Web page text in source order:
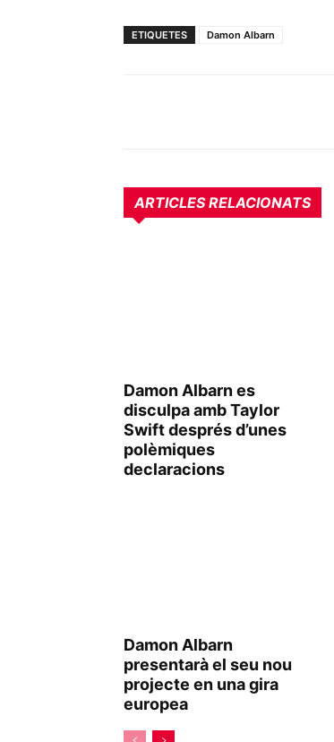
ETIQUETES Damon Albarn
ARTICLES RELACIONATS
Damon Albarn es
disculpa amb Taylor
Swift després d’unes
polèmiques
declaracions
Damon Albarn
presentarà el seu nou
projecte en una gira
europea